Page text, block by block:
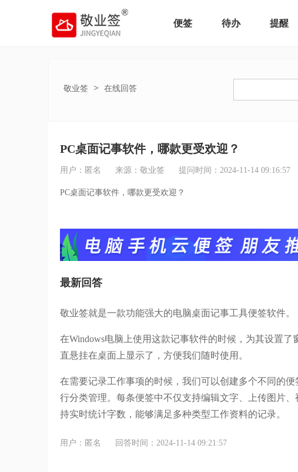
便签 待办 提醒
敬业签 > 在线回答
PC桌面记事软件，哪款更受欢迎？
用户：匿名 来源：敬业签 提问时间：2024-11-14 09:16:57
PC桌面记事软件，哪款更受欢迎？
最新回答
敬业签就是一款功能强大的电脑桌面记事工具便签软件。
在Windows电脑上使用这款记事软件的时候，为其设置
直悬挂在桌面上显示了，方便我们随时使用。
在需要记录工作事项的时候，我们可以创建多个不同的
行分类管理。每条便签中不仅支持编辑文字、上传图片
持实时统计字数，能够满足多种类型工作资料的记录。
用户：匿名 回答时间：2024-11-14 09:21:57